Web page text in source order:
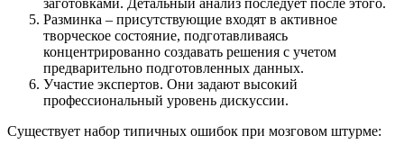
заготовками. Детальный анализ последует после этого.
Разминка – присутствующие входят в активное
творческое состояние, подготавливаясь
концентрированно создавать решения с учетом
предварительно подготовленных данных.
Участие экспертов. Они задают высокий
профессиональный уровень дискуссии.
Существует набор типичных ошибок при мозговом штурме: